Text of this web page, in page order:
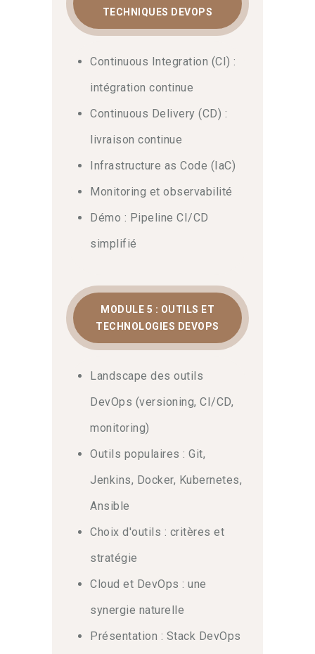
TECHNIQUES DEVOPS
Continuous Integration (CI) :
intégration continue
Continuous Delivery (CD) :
livraison continue
Infrastructure as Code (IaC)
Monitoring et observabilité
Démo : Pipeline CI/CD
simplifié
MODULE 5 : OUTILS ET
TECHNOLOGIES DEVOPS
Landscape des outils
DevOps (versioning, CI/CD,
monitoring)
Outils populaires : Git,
Jenkins, Docker, Kubernetes,
Ansible
Choix d'outils : critères et
stratégie
Cloud et DevOps : une
synergie naturelle
Présentation : Stack DevOps